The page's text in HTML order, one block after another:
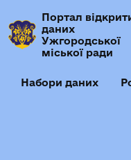
Портал
даних
Ужгородської
міської ради
Набори даних